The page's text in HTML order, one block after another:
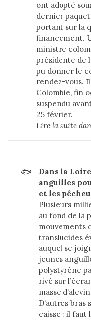
ont adopté
dernier
portant sur la
financement.
ministre
présidente de
pu donner le
rendez-vous. Il
Colombie, fin
suspendu
25 février.
Lire la suite
🐟
Dans la
anguilles
et les
Plusieurs
au fond de la
mouvements
translucides
auquel se
jeunes
polystyrène
rivé sur
masse
D’autres bras
caisse : il faut